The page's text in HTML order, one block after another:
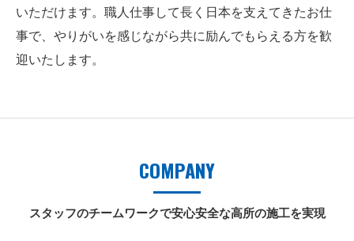
いただけます。職人仕事して長く日本を支えてきたお仕
事で、やりがいを感じながら共に励んでもらえる方を歓
迎いたします。
スタッフのチームワークで安心安全な高所の施工を実現
COMPANY